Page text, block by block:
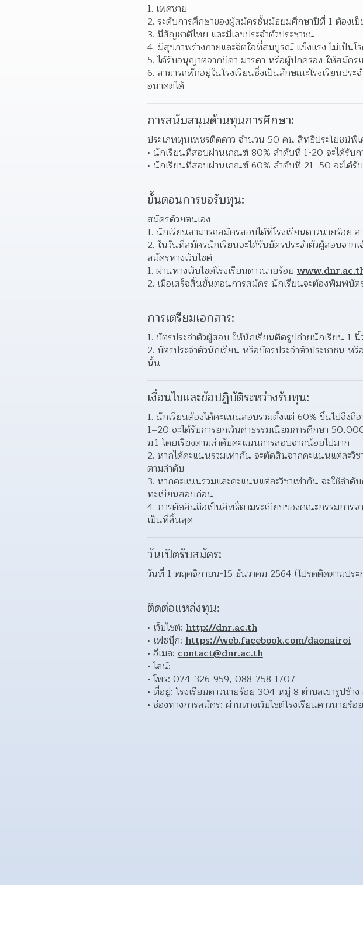
เพศชาย
ระดับการศึกษาของผู้สมัครชั้นมัธยมศึกษาปีที่ 1 ต้องเ
มีสัญชาติไทย และมีเลขประจำตัวประชาชน
มีสุขภาพร่างกายและจิตใจที่สมบูรณ์ แข็งแรง ไม่เป็น
ได้รับอนุญาตจากบิดา มารดา หรือผู้ปกครอง ให้สมัครเ
สามารถพักอยู่ในโรงเรียนซึ่งเป็นลักษณะโรงเรียนปร
อนาคตได้
การสนับสนุนด้านทุนการศึกษา:
ประเภททุนเพชรติดดาว จำนวน 50 คน สิทธิประโยชน์พิ
นักเรียนที่สอบผ่านเกณฑ์ 80% ลำดับที่ 1-20 จะได้รับ
นักเรียนที่สอบผ่านเกณฑ์ 60% ลำดับที่ 21–50 จะได้รั
ขั้นตอนการขอรับทุน:
สมัครด้วยตนเอง
นักเรียนสามารถสมัครสอบได้ที่โรงเรียนดาวนายร้อย
ในวันที่สมัครนักเรียนจะได้รับบัตรประจำตัวผู้สอบจาก
สมัครทางเว็บไซต์
ผ่านทางเว็บไซต์โรงเรียนดาวนายร้อย
เมื่อเสร็จสิ้นขั้นตอนการสมัคร นักเรียนจะต้องพิมพ์บั
การเตรียมเอกสาร:
บัตรประจำตัวผู้สอบ ให้นักเรียนติดรูปถ่ายนักเรียน 1
บัตรประจำตัวนักเรียน หรือบัตรประจำตัวประชาชน
นั้น
เงื่อนไขและข้อปฏิบัติระหว่างรับทุน:
นักเรียนต้องได้คะแนนสอบรวมตั้งแต่ 60% ขึ้นไปจึง
1–20 จะได้รับการยกเว้นค่าธรรมเนียมการศึกษา
ม.1 โดยเรียงตามลำดับคะแนนการสอบจากน้อยไปมาก
หากได้คะแนนรวมเท่ากัน จะตัดสินจากคะแนนแต่ละวิ
ตามลำดับ
หากคะแนนรวมและคะแนนแต่ละวิชาเท่ากัน จะใช้ลำ
ทะเบียนสอบก่อน
การตัดสินถือเป็นสิทธิ์ตามระเบียบของคณะกรรมการ
เป็นที่สิ้นสุด
วันเปิดรับสมัคร:
วันที่ 1 พฤศจิกายน-15 ธันวาคม 2564 (โปรดติดตามปร
ติดต่อแหล่งทุน:
เว็บไซต์: http://dnr.ac.th
เฟซบุ๊ก: https://web.facebook.com/daonairoi
อีเมล: contact@dnr.ac.th
ไลน์: -
โทร: 074-326-959, 088-758-1707
ที่อยู่: โรงเรียนดาวนายร้อย 304 หมู่ 8 ตำบลเขารูปช้า
ช่องทางการสมัคร: ผ่านทางเว็บไซต์โรงเรียนดาวนายร้